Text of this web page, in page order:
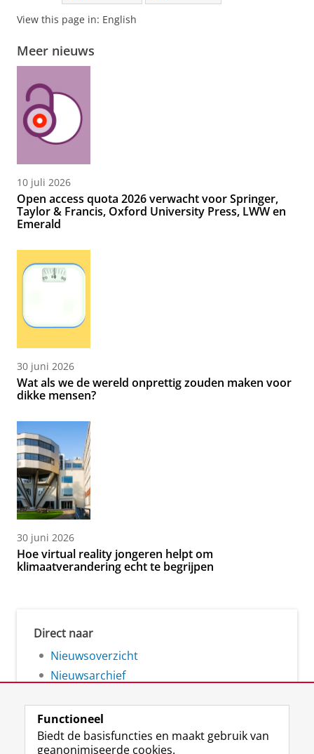
View this page in: English
Meer nieuws
10 juli 2026
Open access quota 2026 verwacht voor Springer,
Taylor & Francis, Oxford University Press, LWW en
Emerald
30 juni 2026
Wat als we de wereld onprettig zouden maken voor
dikke mensen?
30 juni 2026
Hoe virtual reality jongeren helpt om
klimaatverandering echt te begrijpen
Direct naar
Nieuwsoverzicht
Nieuwsarchief
Functioneel
Biedt de basisfuncties en maakt gebruik van
geanonimiseerde cookies.